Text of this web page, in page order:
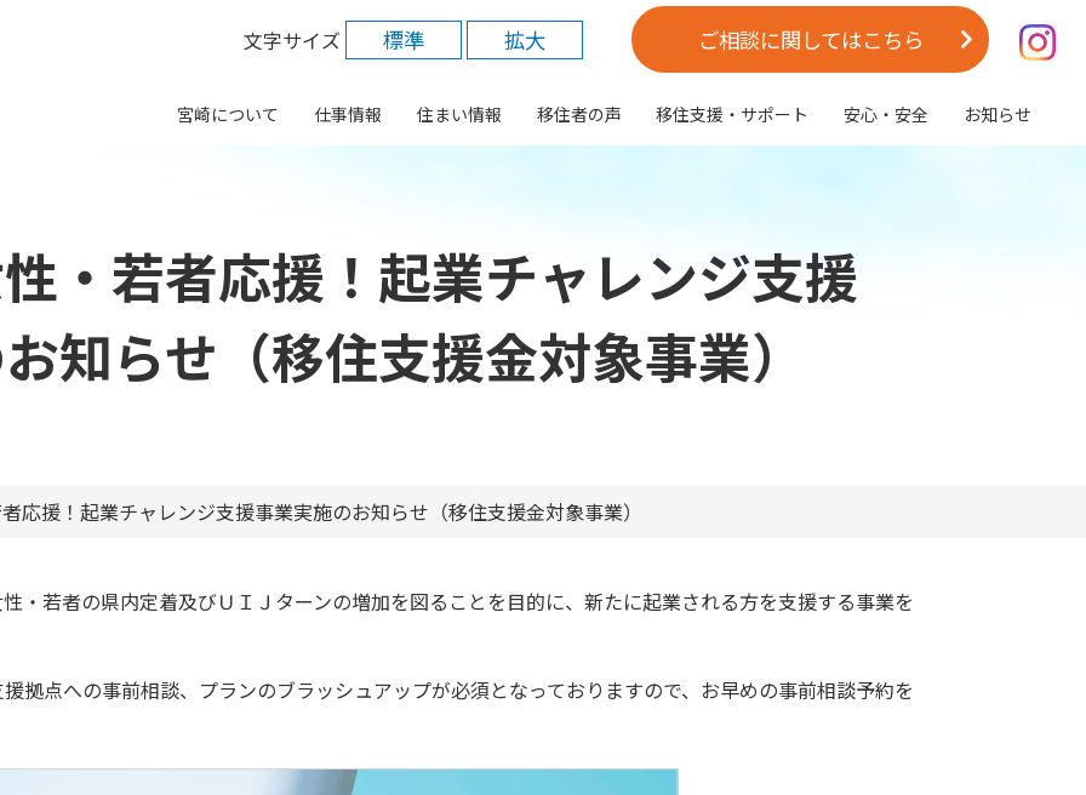
宮崎について 仕事情報 住まい情報 移住者の声 移住支援・サポート 安心・安全 お知らせ
文字サイズ 標準 拡大 ご相談に関してはこちら
・若者応援！起業チャレンジ支援
知らせ（移住支援金対象事業）
応援！起業チャレンジ支援事業実施のお知らせ（移住支援金対象事業）
若者の県内定着及びＵＩＪターンの増加を図ることを目的に、新たに起業される方を支援する事業を
点への事前相談、プランのブラッシュアップが必須となっておりますので、お早めの事前相談予約を